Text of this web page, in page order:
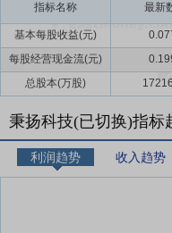
指标名称 最新
基本每股收益(元)
每股经营现金流(元)
总股本(万股)
秉扬科技(已切换)指标
利润趋势 收入趋势